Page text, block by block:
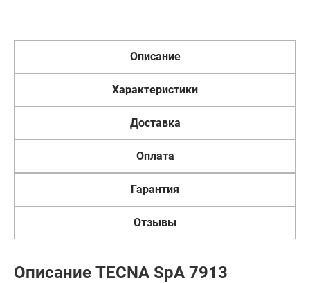
Описание
Характеристики
Доставка
Оплата
Гарантия
Отзывы
Описание TECNA SpA 7913